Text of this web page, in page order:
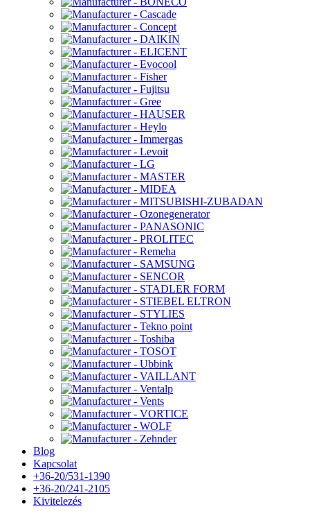
Blog
Kapcsolat
+36-20/531-1390
+36-20/241-2105
Kivitelezés